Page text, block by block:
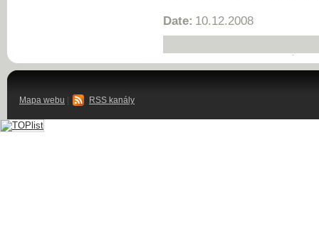
Date: 10.12.2008
Mapa webu RSS kanály